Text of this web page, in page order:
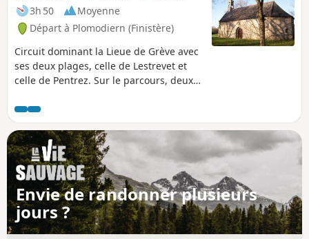
3h 50
Moyenne
Départ à Plomodiern (Finistère)
Circuit dominant la Lieue de Grève avec
ses deux plages, celle de Lestrevet et
celle de Pentrez. Sur le parcours, deux
XIIe siècle) et celle de Saint-Côme
(début du XVIe et milieu du XVIIe siècle).
Bon bol d'air marin assuré.
Envie de randonner plusieurs
jours ?